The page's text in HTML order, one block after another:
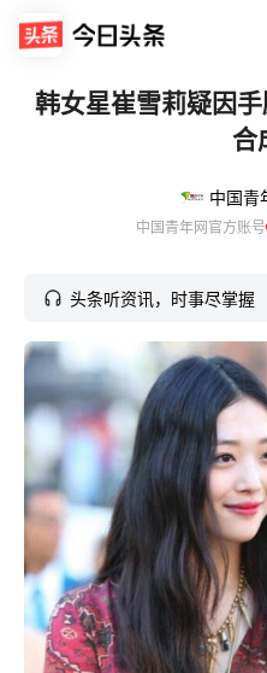
韩女星崔雪莉疑因
合
中国青
中国青年网官方账号
头条听资讯，时事尽掌握